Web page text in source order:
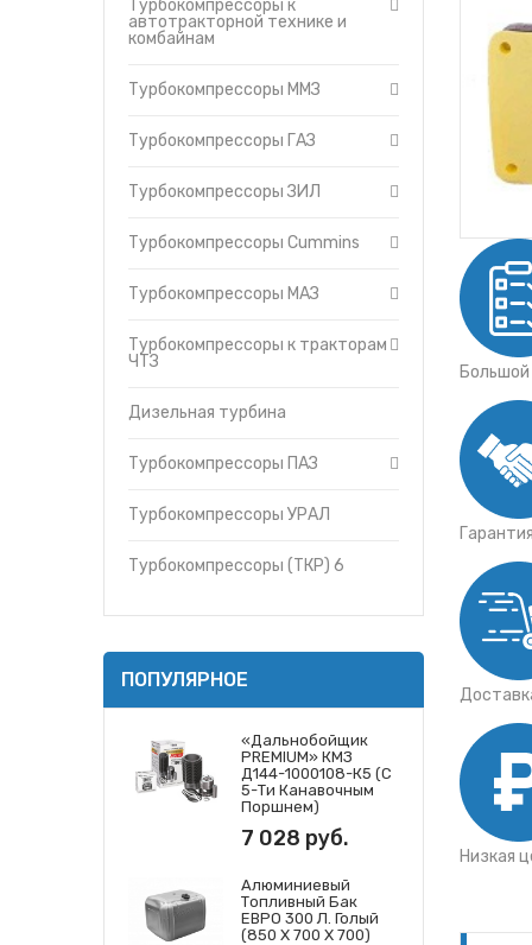
Утеплители капота
О компании
Доставка
Контакты
Турбокомпрессоры
Турбокомпрессоры МАЗ
Турбокомпрессоры к
Дизельная турбина
Турбокомпрессоры ПАЗ
Турбокомпрессоры
Турбокомпрессоры к
автотракторной технике и
комбайнам
Турбокомпрессоры ММЗ
Турбокомпрессоры ГАЗ
Турбокомпрессоры ЗИЛ
Турбокомпрессоры Cummins
Турбокомпрессоры МАЗ
Турбокомпрессоры к тракторам
ЧТЗ
Дизельная турбина
Турбокомпрессоры ПАЗ
Турбокомпрессоры УРАЛ
Турбокомпрессоры (ТКР) 6
ПОПУЛЯРНОЕ
«Дальнобойщик
PREMIUM» КМЗ
Д144-1000108-К5 (с
5-Ти Канавочным
Поршнем)
7 028 руб.
Алюминиевый
Топливный Бак
ЕВРО 300 Л. Голый
(850 Х 700 Х 700)
Гарантия
Низкая